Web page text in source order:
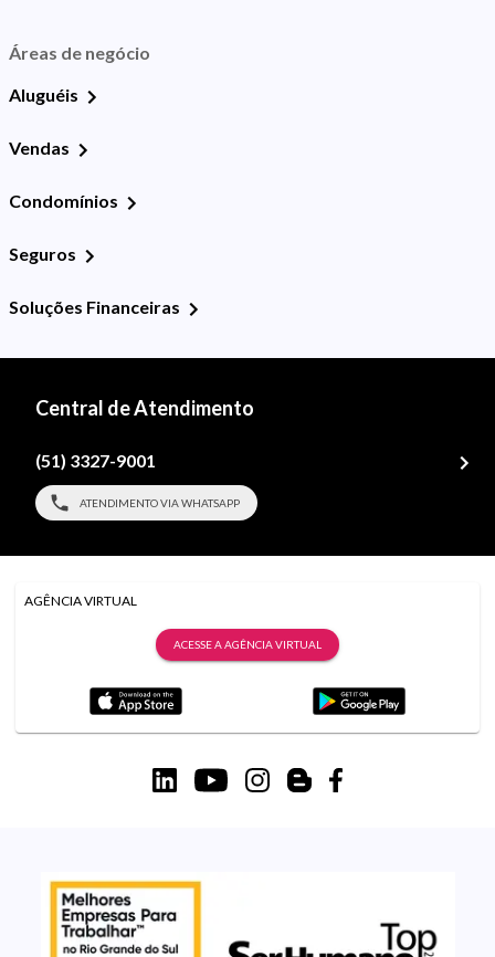
Áreas de negócio
Aluguéis
Vendas
Condomínios
Seguros
Soluções Financeiras
Central de Atendimento
(51) 3327-9001
ATENDIMENTO VIA WHATSAPP
AGÊNCIA VIRTUAL
ACESSE A AGÊNCIA VIRTUAL